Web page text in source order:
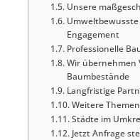
Unsere
Engagement
Professionelle
Wir
Baumbestände
Langfristige
Weitere
Städte im
Jetzt Anfrage